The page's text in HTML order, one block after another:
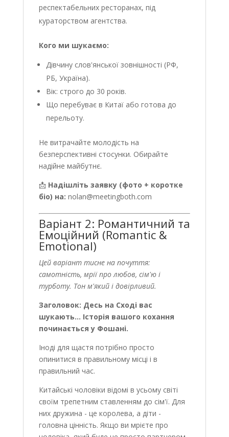
респектабельних ресторанах, під
кураторством агентства.
Кого ми шукаємо:
Дівчину слов'янської зовнішності (РФ,
РБ, Україна).
Вік: строго до 30 років.
Що перебуває в Китаї або готова до
перельоту.
Не витрачайте молодість на
безперспективні стосунки. Обирайте
надійне майбутнє.
📩 Надішліть заявку (фото + коротке
біо) на: nolan@meetingboth.com
Варіант 2: Романтичний та
Емоційний (Romantic &
Emotional)
Цей варіант тисне на почуття:
самотність, мрії про любов, сім'ю і
турботу. Тон м'який і довірливий.
Заголовок: Десь на Сході вас
шукають... Історія вашого кохання
починається у Фошані.
Іноді для щастя потрібно просто
опинитися в правильному місці і в
правильний час.
Китайські чоловіки відомі в усьому світі
своїм трепетним ставленням до сім'ї. Для
них дружина - це королева, а діти -
головна цінність. Якщо ви мрієте про